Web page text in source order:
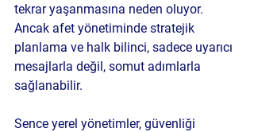
tekrar yaşanmasına neden oluyor.
Ancak afet yönetiminde stratejik
planlama ve halk bilinci, sadece uyarıcı
mesajlarla değil, somut adımlarla
sağlanabilir.
Sence yerel yönetimler, güvenliği